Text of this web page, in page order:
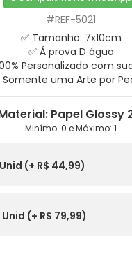
#REF-5021
✅ Tamanho: 7x10cm
✅ Á prova D água
Personalizado com
Somente uma Arte por
Papel Glossy
Minímo: 0 e Máximo: 1
(+ R$ 44,99)
(+ R$ 79,99)